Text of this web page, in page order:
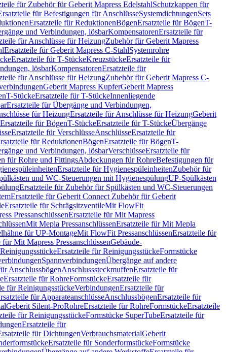
für Zubehör für Geberit Mapress EdelstahlSchutzkappen für
für Befestigungen für AnschlüsseSystemdichtungenSets
Ersatzteile für ReduktionenBögenErsatzteile für BögenT-
und Verbindungen, lösbarKompensatorenErsatzteile für
für Anschlüsse für HeizungZubehör für Geberit Mapress
Ersatzteile für Geberit Mapress C-StahlSystemrohre
Ersatzteile für T-StückeKreuzstückeErsatzteile für
lösbarKompensatorenErsatzteile für
für Anschlüsse für HeizungZubehör für Geberit Mapress C-
Geberit Mapress KupferGeberit Mapress
T-StückeErsatzteile für T-StückeInnenliegende
Ersatzteile für Übergänge und Verbindungen,
für HeizungErsatzteile für Anschlüsse für HeizungGeberit
Ersatzteile für BögenT-StückeErsatzteile für T-StückeÜbergänge
Ersatzteile für VerschlüsseAnschlüsseErsatzteile für
für ReduktionenBögenErsatzteile für BögenT-
und Verbindungen, lösbarVerschlüsseErsatzteile für
für Rohre und FittingsAbdeckungen für RohreBefestigungen für
Ersatzteile für HygienespüleinheitenZubehör für
und WC-Steuerungen mit HygienespülungUP-Spülkästen
Ersatzteile für Zubehör für Spülkästen und WC-Steuerungen
Ersatzteile für Geberit Connect Zubehör für Geberit
Ersatzteile für SchrägsitzventileMit FlowFit
PressanschlüssenErsatzteile für Mit Mapress
Mit Mepla PressanschlüssenErsatzteile für Mit Mepla
für UP-MontageMit FlowFit PressanschlüssenErsatzteile für
für Mit Mapress PressanschlüssenGebäude-
ReinigungsstückeErsatzteile für ReinigungsstückeFormstücke
SpannverbindungenÜbergänge auf andere
AnschlussbögenAnschlusssteckmuffenErsatzteile für
Ersatzteile für RohreFormstückeErsatzteile für
für ReinigungsstückeVerbindungenErsatzteile für
für ApparateanschlüsseAnschlussbögenErsatzteile für
Geberit Silent-ProRohreErsatzteile für RohreFormstückeErsatzteile
für ReinigungsstückeFormstücke SuperTubeErsatzteile für
Ersatzteile für
für DichtungenVerbrauchsmaterialGeberit
Ersatzteile für SonderformstückeFormstücke